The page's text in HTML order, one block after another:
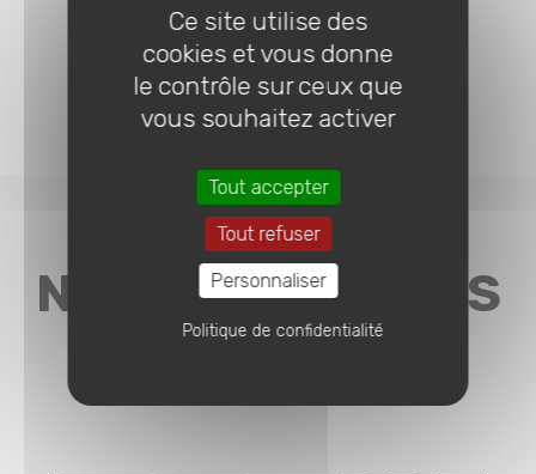
NOS 3 DERNIÈRES
Ce site utilise des
cookies et vous donne
le contrôle sur ceux que
vous souhaitez activer
Tout accepter
Tout refuser
Personnaliser
Politique de confidentialité